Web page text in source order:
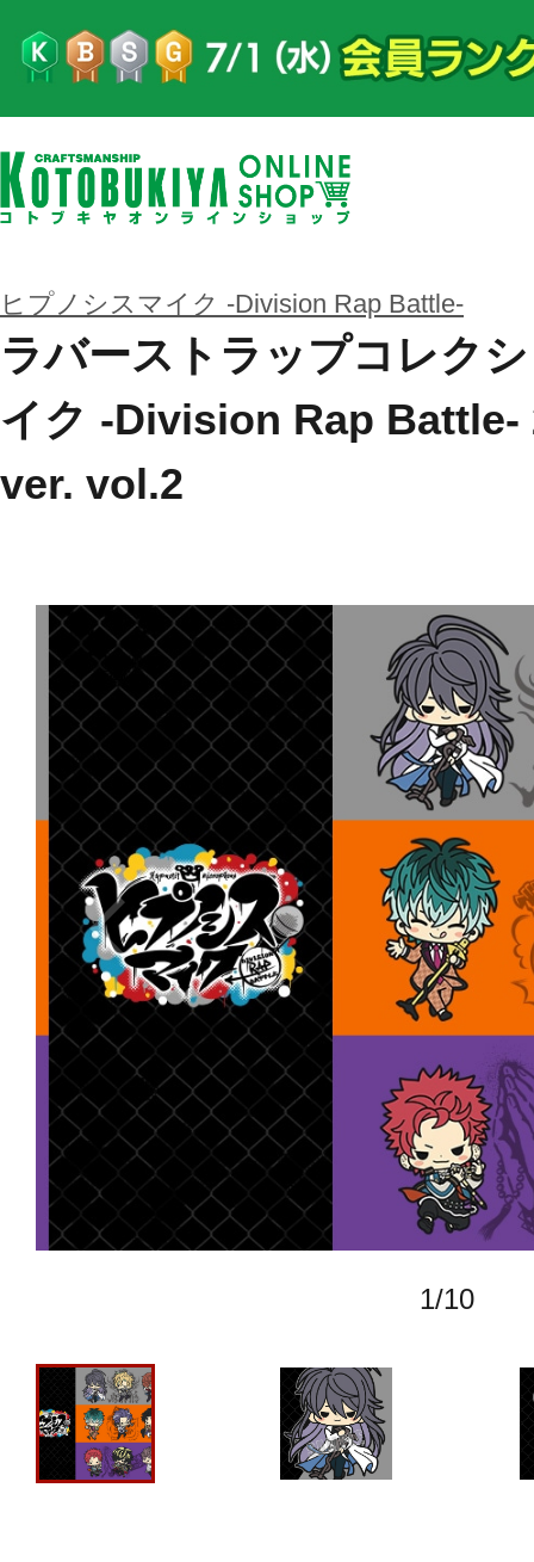
ヒプノシスマイク -Division Rap Battle-
ラバーストラップコレク
イク -Division Rap
ver. vol.2
1/10